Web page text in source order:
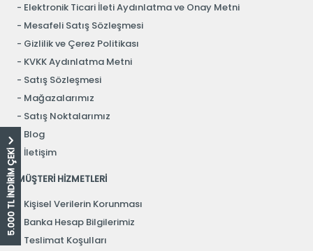
5.000 TL İNDİRİM ÇEKİ
Elektronik Ticari İleti Aydınlatma ve Onay Metni
Mesafeli Satış Sözleşmesi
Gizlilik ve Çerez Politikası
KVKK Aydınlatma Metni
Satış Sözleşmesi
Mağazalarımız
Satış Noktalarımız
Blog
İletişim
MÜŞTERİ HİZMETLERİ
Kişisel Verilerin Korunması
Banka Hesap Bilgilerimiz
Teslimat Koşulları